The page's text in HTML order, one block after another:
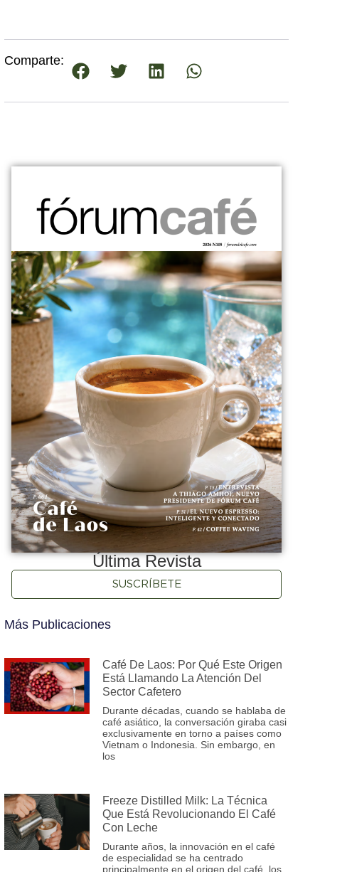
Comparte:
Última Revista
SUSCRÍBETE
Más Publicaciones
Café De Laos: Por Qué Este Origen
Está Llamando La Atención Del
Sector Cafetero
Durante décadas, cuando se hablaba de
café asiático, la conversación giraba casi
exclusivamente en torno a países como
Vietnam o Indonesia. Sin embargo, en
los
Freeze Distilled Milk: La Técnica
Que Está Revolucionando El Café
Con Leche
Durante años, la innovación en el café
de especialidad se ha centrado
principalmente en el origen del café, los